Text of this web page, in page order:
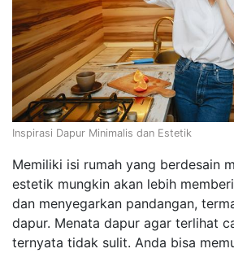
Inspirasi Dapur Minimalis dan Estetik
Memiliki isi rumah yang berdesain
estetik mungkin akan lebih
dan menyegarkan pandangan,
dapur. Menata dapur agar terlihat
ternyata tidak sulit. Anda bisa